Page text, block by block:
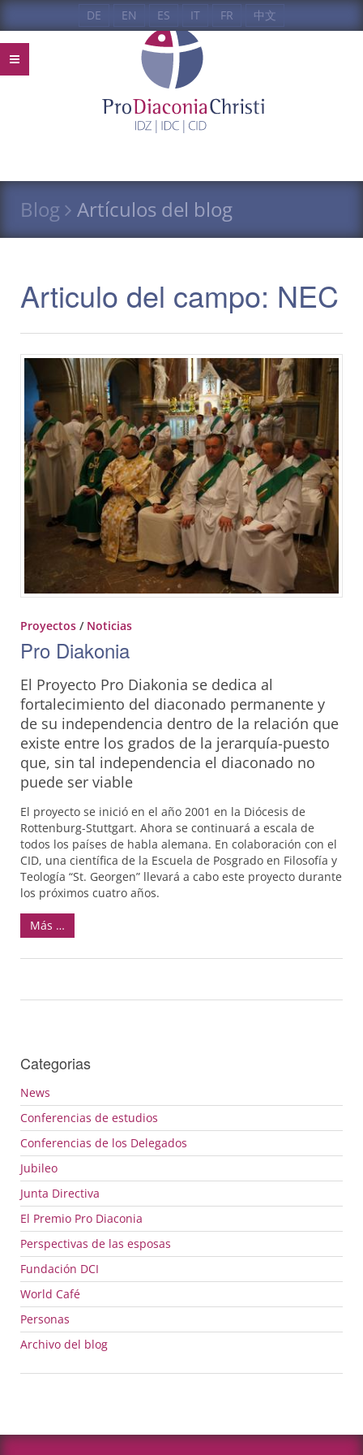
DE EN ES IT FR 中文
Blog Artículos del blog
Articulo del campo: NEC
Proyectos / Noticias
Pro Diakonia
El Proyecto Pro Diakonia se dedica al
fortalecimiento del diaconado permanente y
de su independencia dentro de la relación que
existe entre los grados de la jerarquía-puesto
que, sin tal independencia el diaconado no
puede ser viable
El proyecto se inició en el año 2001 en la Diócesis de
Rottenburg-Stuttgart. Ahora se continuará a escala de
todos los países de habla alemana. En colaboración con el
CID, una científica de la Escuela de Posgrado en Filosofía y
Teología “St. Georgen” llevará a cabo este proyecto durante
los próximos cuatro años.
Más …
Categorias
News
Conferencias de estudios
Conferencias de los Delegados
Jubileo
Junta Directiva
El Premio Pro Diaconia
Perspectivas de las esposas
Fundación DCI
World Café
Personas
Archivo del blog